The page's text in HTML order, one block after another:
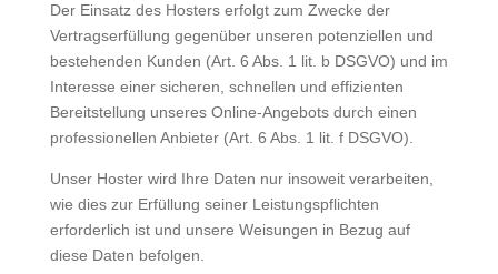
Der Einsatz des Hosters erfolgt zum Zwecke der
Vertragserfüllung gegenüber unseren potenziellen und
bestehenden Kunden (Art. 6 Abs. 1 lit. b DSGVO) und im
Interesse einer sicheren, schnellen und effizienten
Bereitstellung unseres Online-Angebots durch einen
professionellen Anbieter (Art. 6 Abs. 1 lit. f DSGVO).
Unser Hoster wird Ihre Daten nur insoweit verarbeiten,
wie dies zur Erfüllung seiner Leistungspflichten
erforderlich ist und unsere Weisungen in Bezug auf
diese Daten befolgen.